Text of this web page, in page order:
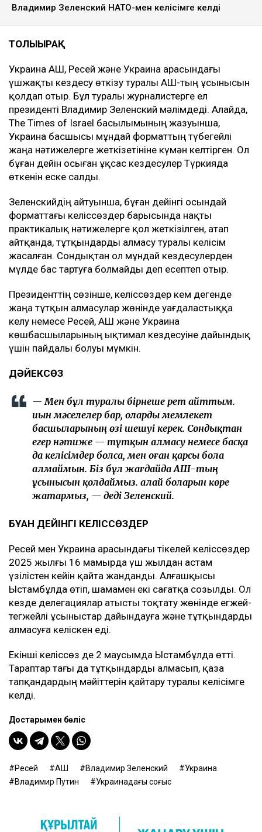
Владимир Зеленский НАТО-мен келісімге келді
ТОЛЫҒЫРАҚ
Украина АҚШ, Ресей және Украина арасындағы
үшжақты кездесу өткізу туралы АҚШ-тың ұсынысын
қолдап отыр. Бұл туралы журналистерге ел
президенті Владимир Зеленский мәлімдеді. Алайда,
The Times of Israel басылымының жазуынша,
Украина басшысы мұндай форматтың түбегейлі
жаңа нәтижелерге жеткізетініне күмән келтірген. Ол
бұған дейін осыған ұқсас кездесулер Түркияда
өткенін еске салды.
Зеленскийдің айтуынша, бұған дейінгі осындай
форматтағы келіссөздер барысында нақты
практикалық нәтижелерге қол жеткізілген, атап
айтқанда, тұтқындарды алмасу туралы келісім
жасалған. Сондықтан ол мұндай кездесулерден
мүлде бас тартуға болмайды деп есептеп отыр.
Президенттің сөзінше, келіссөздер кем дегенде
жаңа тұтқын алмасулар жөнінде уағдаластыққа
келу немесе Ресей, АҚШ және Украина
көшбасшыларының ықтимал кездесуіне дайындық
үшін пайдалы болуы мүмкін.
ДӘЙЕКСӨЗ
— Мен бұл туралы бірнеше рет айттым.
Қиын мәселелер бар, оларды мемлекет
басшыларының өзі шешуі керек. Сондықтан
егер нәтиже — тұтқын алмасу немесе басқа
да келісімдер болса, мен оған қарсы бола
алмаймын. Біз бұл жағдайда АҚШ-тың
ұсынысын қолдаймыз. Қалай боларын көре
жатармыз, — деді Зеленский.
БҰҒАН ДЕЙІНГІ КЕЛІССӨЗДЕР
Ресей мен Украина арасындағы тікелей келіссөздер
2025 жылғы 16 мамырда үш жылдан астам
үзілістен кейін қайта жанданды. Алғашқысы
Ыстамбұлда өтіп, шамамен екі сағатқа созылды. Ол
кезде делегациялар атысты тоқтату жөнінде егжей-
тегжейлі ұсыныстар дайындауға және тұтқындарды
алмасуға келіскен еді.
Екінші келіссөз де 2 маусымда Ыстамбұлда өтті.
Тараптар тағы да тұтқындарды алмасып, қаза
тапқандардың мәйіттерін қайтару туралы келісімге
келді.
Достарыңмен бөліс
Ресей АҚШ Владимир Зеленский
Украина
Владимир Путин
Украинадағы соғыс